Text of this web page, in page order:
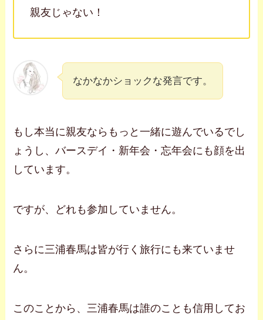
親友じゃない！
なかなかショックな発言です。
もし本当に親友ならもっと一緒に遊んでいるでし
ょうし、バースデイ・新年会・忘年会にも顔を出
しています。
ですが、どれも参加していません。
さらに三浦春馬は皆が行く旅行にも来ていませ
ん。
このことから、三浦春馬は誰のことも信用してお